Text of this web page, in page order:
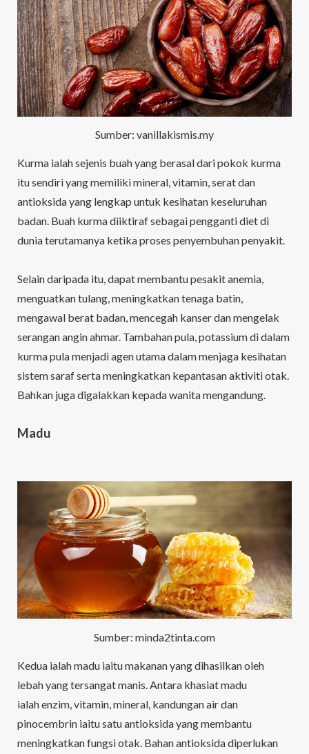
Sumber: vanillakismis.my
Kurma ialah sejenis buah yang berasal dari pokok kurma
itu sendiri yang memiliki mineral, vitamin, serat dan
antioksida yang lengkap untuk kesihatan keseluruhan
badan. Buah kurma diiktiraf sebagai pengganti diet di
dunia terutamanya ketika proses penyembuhan penyakit.
Selain daripada itu, dapat membantu pesakit anemia,
menguatkan tulang, meningkatkan tenaga batin,
mengawal berat badan, mencegah kanser dan mengelak
serangan angin ahmar. Tambahan pula, potassium di dalam
kurma pula menjadi agen utama dalam menjaga kesihatan
sistem saraf serta meningkatkan kepantasan aktiviti otak.
Bahkan juga digalakkan kepada wanita mengandung.
Madu
Sumber: minda2tinta.com
Kedua ialah madu iaitu makanan yang dihasilkan oleh
lebah yang tersangat manis. Antara khasiat madu
ialah enzim, vitamin, mineral, kandungan air dan
pinocembrin iaitu satu antioksida yang membantu
meningkatkan fungsi otak. Bahan antioksida diperlukan